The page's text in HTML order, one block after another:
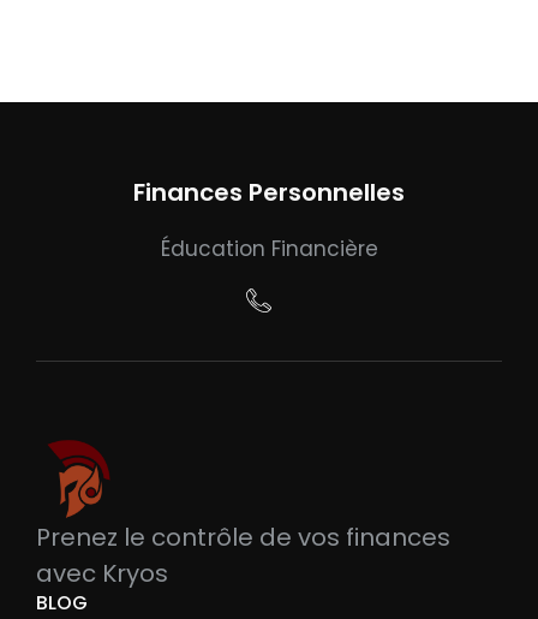
Finances Personnelles
Éducation Financière
Prenez le contrôle de vos finances
avec Kryos
BLOG